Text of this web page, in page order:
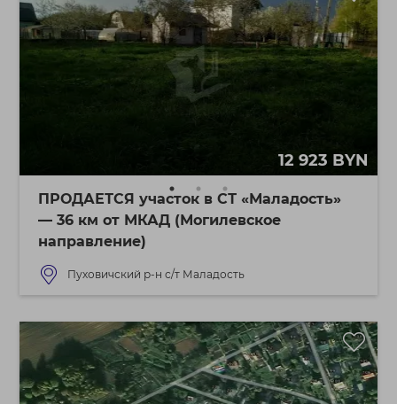
12 923 BYN
ПРОДАЕТСЯ участок в СТ «Маладость»
— 36 км от МКАД (Могилевское
направление)
Пуховичский р-н с/т Маладость